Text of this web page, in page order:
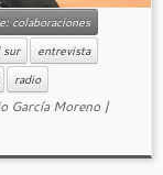
colaboraciones
sur
entrevista
radio
García Moreno|